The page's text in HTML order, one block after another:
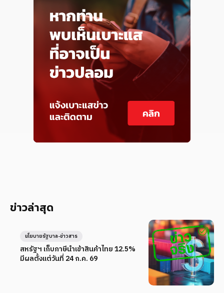
ข่าวล่าสุด
สหรัฐฯ เก็บภาษีนำเข้าสินค้าไทย 12.5%
มีผลตั้งแต่วันที่ 24 ก.ค. 69
นโยบายรัฐบาล-ข่าวสาร